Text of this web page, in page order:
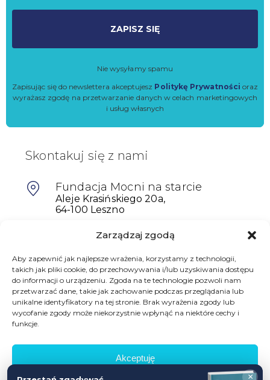
Zarządzaj zgodą
Aby zapewnić jak najlepsze wrażenia, korzystamy z technologii,
takich jak pliki cookie, do przechowywania i/lub uzyskiwania dostępu
do informacji o urządzeniu. Zgoda na te technologie pozwoli nam
przetwarzać dane, takie jak zachowanie podczas przeglądania lub
unikalne identyfikatory na tej stronie. Brak wyrażenia zgody lub
wycofanie zgody może niekorzystnie wpłynąć na niektóre cechy i
funkcje.
Akceptuję
ZAPISZ SIĘ
Nie wysyłamy spamu
Zapisując się do newslettera akceptujesz Politykę Prywatności oraz
wyrażasz zgodę na przetwarzanie danych w celach marketingowych
i usług własnych
Skontakuj się z nami
Fundacja Mocni na starcie
Aleje Krasińskiego 20a,
64-100 Leszno
601698402
biuro@mocninastarcie.pl
×